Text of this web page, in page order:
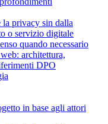
la privacy sin dalla
o servizio digitale
quando necessario
architettura,
DPO
in base agli attori